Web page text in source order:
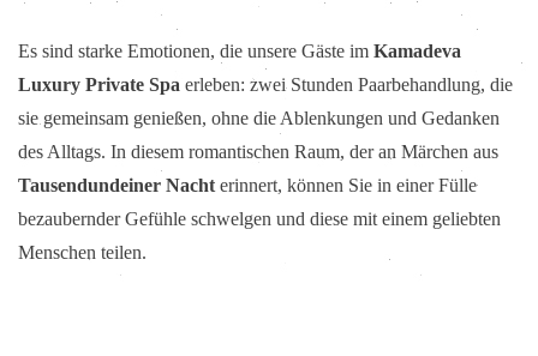
Es sind starke Emotionen, die unsere Gäste im Kamadeva
Luxury Private Spa erleben: zwei Stunden Paarbehandlung, die
sie gemeinsam genießen, ohne die Ablenkungen und Gedanken
des Alltags. In diesem romantischen Raum, der an Märchen aus
Tausendundeiner Nacht erinnert, können Sie in einer Fülle
bezaubernder Gefühle schwelgen und diese mit einem geliebten
Menschen teilen.